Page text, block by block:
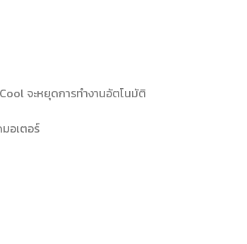
จะหยุดการทำงานอัตโนมัติ
อเตอร์